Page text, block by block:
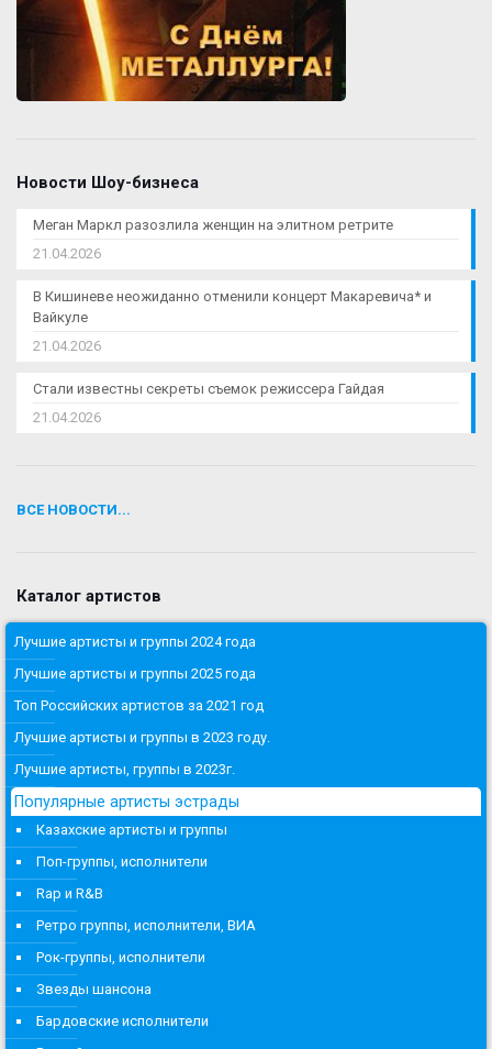
Новости Шоу-бизнеса
Меган Маркл разозлила женщин на элитном ретрите
21.04.2026
В Кишиневе неожиданно отменили концерт Макаревича* и
Вайкуле
21.04.2026
Стали известны секреты съемок режиссера Гайдая
21.04.2026
ВСЕ НОВОСТИ...
Каталог артистов
Лучшие артисты и группы 2024 года
Лучшие артисты и группы 2025 года
Топ Российских артистов за 2021 год
Лучшие артисты и группы в 2023 году.
Лучшие артисты, группы в 2023г.
Популярные артисты эстрады
Казахские артисты и группы
Поп-группы, исполнители
Rap и R&B
Ретро группы, исполнители, ВИА
Рок-группы, исполнители
Звезды шансона
Бардовские исполнители